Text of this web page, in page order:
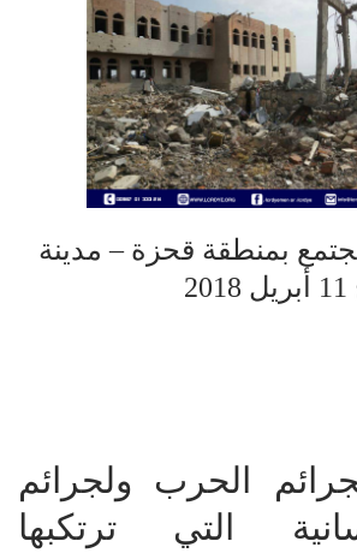
بمنطقة قحزة – مدينة
الحرب ولجرائم
التي ترتكبها